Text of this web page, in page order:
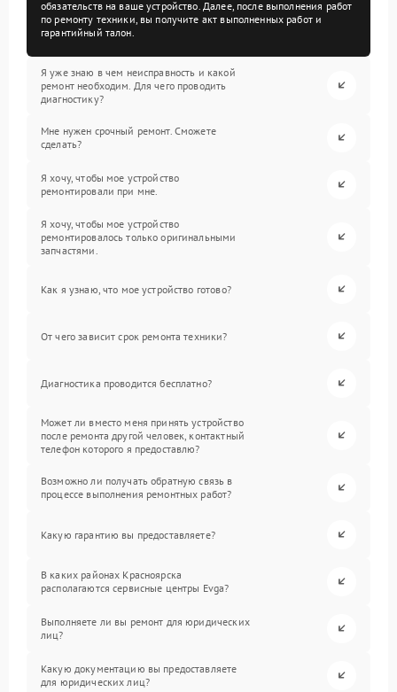
обязательств на ваше устройство. Далее, после выполнения работ
по ремонту техники, вы получите акт выполненных работ и
гарантийный талон.
Я уже знаю в чем неисправность и какой
ремонт необходим. Для чего проводить
диагностику?
Мне нужен срочный ремонт. Сможете
сделать?
Я хочу, чтобы мое устройство
ремонтировали при мне.
Я хочу, чтобы мое устройство
ремонтировалось только оригинальными
запчастями.
Как я узнаю, что мое устройство готово?
От чего зависит срок ремонта техники?
Диагностика проводится бесплатно?
Может ли вместо меня принять устройство
после ремонта другой человек, контактный
телефон которого я предоставлю?
Возможно ли получать обратную связь в
процессе выполнения ремонтных работ?
Какую гарантию вы предоставляете?
В каких районах Красноярска
располагаются сервисные центры Evga?
Выполняете ли вы ремонт для юридических
лиц?
Какую документацию вы предоставляете
для юридических лиц?